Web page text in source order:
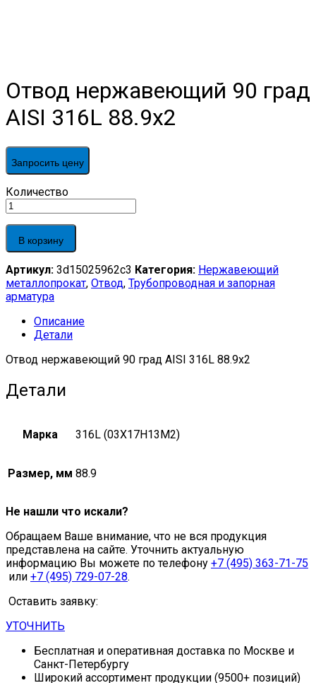
Отвод нержавеющий 90 град
AISI 316L 88.9х2
Запросить цену
Отвод
нержавеющий
90
град
AISI
88.9х2
quantity
Количество
В корзину
Артикул: 3d15025962c3 Категория: Нержавеющий
металлопрокат, Отвод, Трубопроводная и запорная
арматура
Описание
Детали
Отвод нержавеющий 90 град AISI 316L 88.9х2
Детали
Марка 316L (03Х17Н13М2)
Размер, мм 88.9
Не нашли что искали?
Обращаем Ваше внимание, что не вся продукция
представлена на сайте. Уточнить актуальную
информацию Вы можете по телефону +7 (495) 363-71-75
или +7 (495) 729-07-28.
Оставить заявку:
УТОЧНИТЬ
Бесплатная и оперативная доставка по Москве и
Санкт-Петербургу
Широкий ассортимент продукции (9500+ позиций)